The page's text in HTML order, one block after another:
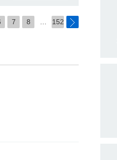
7 8 152